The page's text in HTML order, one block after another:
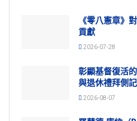
《零八憲章》
貢獻
2026-07-28
彰顯基督復活
與退休禮拜側記
2026-08-07